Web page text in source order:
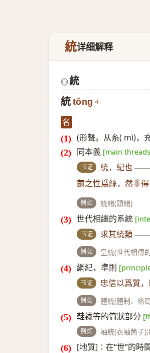
統详细解释
◎統
統 tǒng
名
(形聲。从糸( mì)，
同本義 [main
书证 統，紀也 ——
繭之性爲絲，然非
例如 統緒(頭緒)
世代相繼的系統
书证 求其統類 ——
例如 皇統(世代相傳
綱紀，準則
书证 忠信以爲質
例如 體統(體制、格
鞋襪等的筒狀部分
例如 袖統(衣袖筒子
[地質]∶在“世”的時